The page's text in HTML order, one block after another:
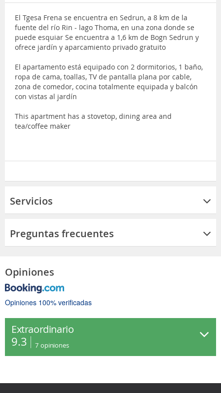
El Tgesa Frena se encuentra en Sedrun, a 8 km de la
fuente del río Rin - lago Thoma, en una zona donde se
puede esquiar Se encuentra a 1,6 km de Bogn Sedrun y
ofrece jardín y aparcamiento privado gratuito
El apartamento está equipado con 2 dormitorios, 1 baño,
ropa de cama, toallas, TV de pantalla plana por cable,
zona de comedor, cocina totalmente equipada y balcón
con vistas al jardín
This apartment has a stovetop, dining area and
tea/coffee maker
Servicios
Preguntas frecuentes
Opiniones
Opiniones 100% verificadas
Extraordinario
9.3 7 opiniones